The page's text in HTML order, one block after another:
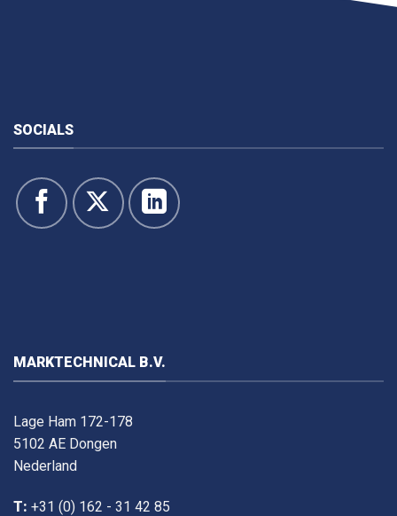
SOCIALS
MARKTECHNICAL B.V.
Lage Ham 172-178
5102 AE Dongen
Nederland
T: +31 (0) 162 - 31 42 85